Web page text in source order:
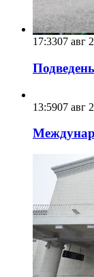
17:3307 авг
13:5907 авг